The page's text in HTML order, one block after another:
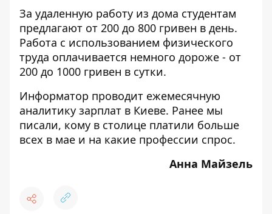
За удаленную работу из дома студентам
предлагают от 200 до 800 гривен в день.
Работа с использованием физического
труда оплачивается немного дороже - от
200 до 1000 гривен в сутки.
Информатор проводит ежемесячную
аналитику зарплат в Киеве. Ранее мы
писали, кому в столице платили больше
всех в мае и на какие профессии спрос.
Анна Майзель